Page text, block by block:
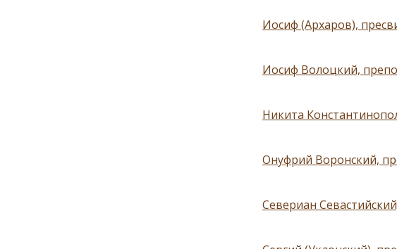
Иосиф (Архаров),
Иосиф Волоцкий,
Никита
Онуфрий Воронский,
Севериан